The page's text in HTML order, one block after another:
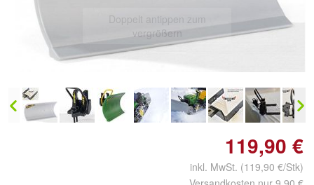
Doppelt antippen zum
vergrößern
119,90 €
inkl. MwSt. (119,90 €/Stk)